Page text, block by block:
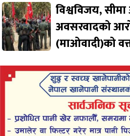
विश्वविजय,
अवसरवादको
(माओवादी)को